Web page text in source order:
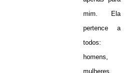
mim. Ela
pertence a
todos:
homens,
mulheres,